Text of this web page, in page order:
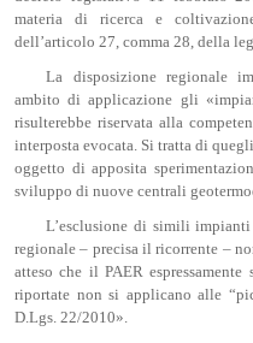
materia di ricerca e
dell’articolo 27, comma 28, della
La disposizione regionale
ambito di applicazione gli
risulterebbe riservata alla
interposta evocata. Si tratta di
oggetto di apposita
sviluppo di nuove centrali
L’esclusione di simili
regionale – precisa il ricorrente –
atteso che il PAER
riportate non si applicano alle
D.Lgs. 22/2010».